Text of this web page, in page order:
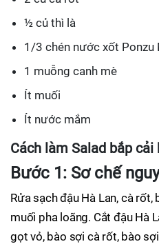
½ củ thì là
1/3 chén nước xốt Ponzu
1 muỗng canh mè
Ít muối
Ít nước mắm
Cách làm Salad bắp cải
Bước 1: Sơ chế
Rửa sạch đậu Hà Lan, cà
muối pha loãng. Cắt đậu Hà
gọt vỏ, bào sợi cà rốt, bào